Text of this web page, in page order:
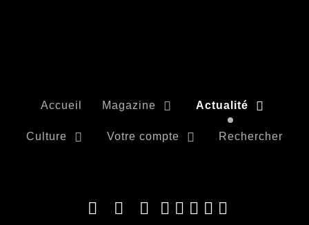
Accueil Magazine Actualité
Culture Votre compte Rechercher